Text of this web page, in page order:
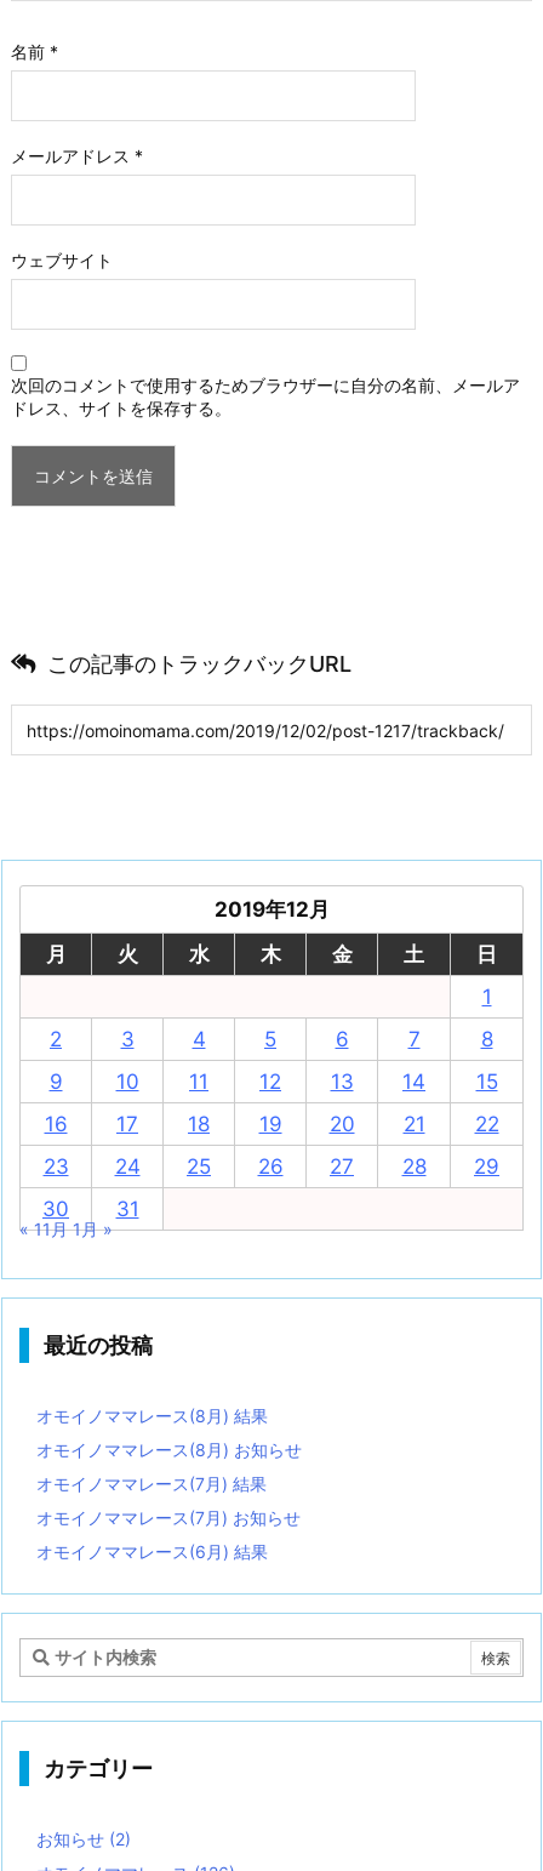
名前 *
メールアドレス *
ウェブサイト
次回のコメントで使用するためブラウザーに自分の名前、メールア
ドレス、サイトを保存する。
この記事のトラックバックURL
2019年12月
月
火 水 木 金 土
日
1
2
3 4 5 6 7
8
9
10 11 12 13 14
15
16
17 18 19 20 21
22
23
24 25 26 27 28
29
30
31
« 11月 1月 »
最近の投稿
オモイノママレース(8月) 結果
オモイノママレース(8月) お知らせ
オモイノママレース(7月) 結果
オモイノママレース(7月) お知らせ
オモイノママレース(6月) 結果
カテゴリー
お知らせ (2)